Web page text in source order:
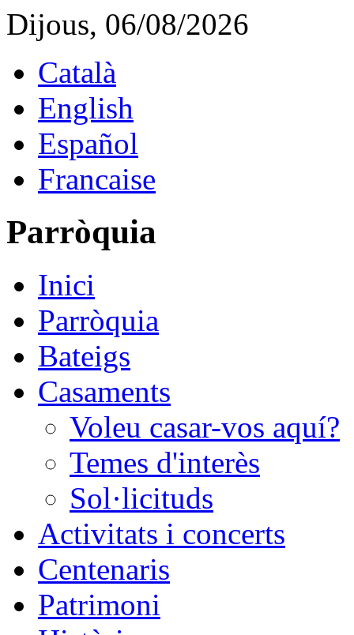
Dijous, 06/08/2026
Català
English
Español
Francaise
Parròquia
Inici
Parròquia
Bateigs
Casaments
Voleu casar-vos aquí?
Temes d'interès
Sol·licituds
Activitats i concerts
Centenaris
Patrimoni